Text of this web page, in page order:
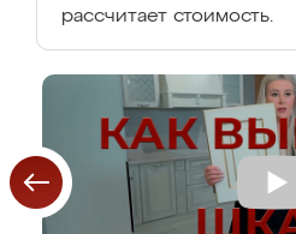
рассчитает стоимость.